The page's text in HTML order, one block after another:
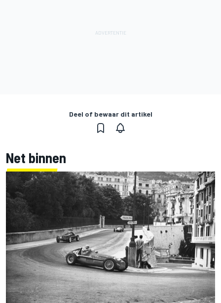
Deel of bewaar dit artikel
Net binnen